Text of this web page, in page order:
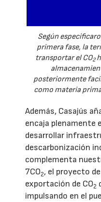
Según
primera fase, la
transportar el CO2
posteriormente
como materia
Además, Casajús
encaja plenamente
desarrollar
descarbonización
complementa
7CO2, el proyecto
exportación de CO2
impulsando en el